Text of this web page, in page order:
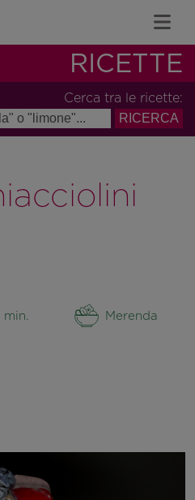
RICETTE
Cerca tra le ricette:
min. Merenda